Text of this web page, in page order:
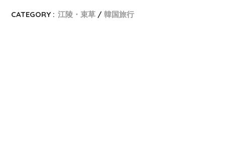
CATEGORY : 江陵・束草 韓国旅行